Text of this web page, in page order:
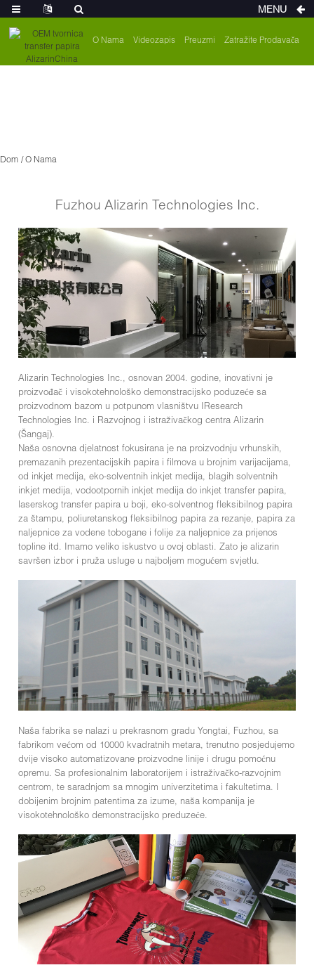
O Nama Videozapis Preuzmi Zatražite Prodavača
Dom O Nama
Fuzhou Alizarin Technologies Inc.
Alizarin Technologies Inc., osnovan 2004. godine, inovativni je
proizvođač i visokotehnološko demonstracijsko poduzeće sa
proizvodnom bazom u potpunom vlasništvu IResearch
Technologies Inc. i Razvojnog i istraživačkog centra Alizarin
(Šangaj).
Naša osnovna djelatnost fokusirana je na proizvodnju vrhunskih,
premazanih prezentacijskih papira i filmova u brojnim varijacijama,
od inkjet medija, eko-solventnih inkjet medija, blagih solventnih
inkjet medija, vodootpornih inkjet medija do inkjet transfer papira,
laserskog transfer papira u boji, eko-solventnog fleksibilnog papira
za štampu, poliuretanskog fleksibilnog papira za rezanje, papira za
naljepnice za vodene tobogane i folije za naljepnice za prijenos
topline itd. Imamo veliko iskustvo u ovoj oblasti. Zato je alizarin
savršen izbor i pruža usluge u najboljem mogućem svjetlu.
Naša fabrika se nalazi u prekrasnom gradu Yongtai, Fuzhou, sa
fabrikom većom od 10000 kvadratnih metara, trenutno posjedujemo
dvije visoko automatizovane proizvodne linije i drugu pomoćnu
opremu. Sa profesionalnim laboratorijem i istraživačko-razvojnim
centrom, te saradnjom sa mnogim univerzitetima i fakultetima. I
dobijenim brojnim patentima za izume, naša kompanija je
visokotehnološko demonstracijsko preduzeće.
MENU